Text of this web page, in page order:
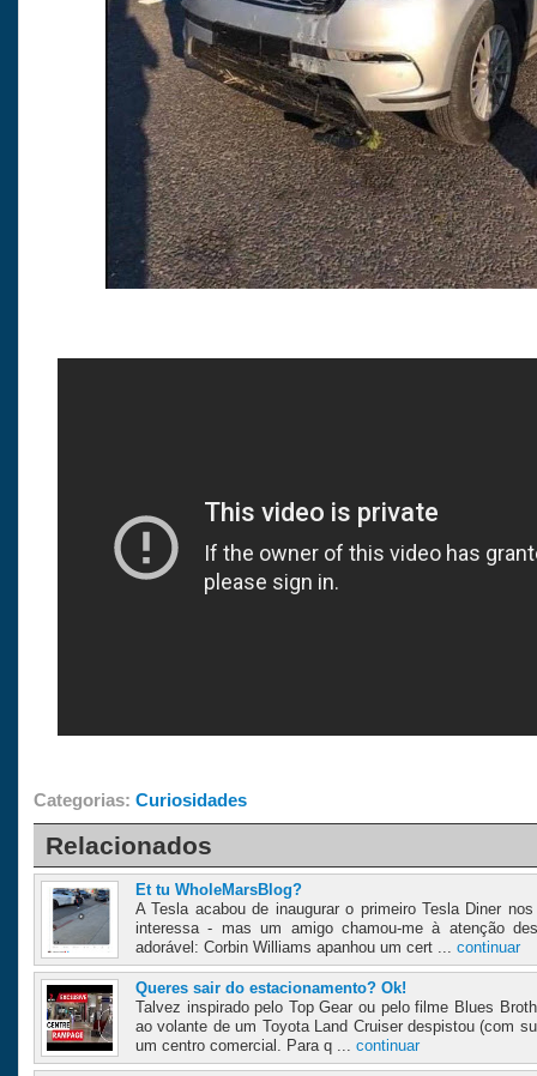
Categorias: Curiosidades
Relacionados
Et tu WholeMarsBlog?
A Tesla acabou de inaugurar o primeiro Tesla Diner
interessa - mas um amigo chamou-me à atenção
adorável: Corbin Williams apanhou um cert ... continuar
Queres sair do estacionamento? Ok!
Talvez inspirado pelo Top Gear ou pelo filme Blues
ao volante de um Toyota Land Cruiser despistou (com
um centro comercial. Para q ... continuar